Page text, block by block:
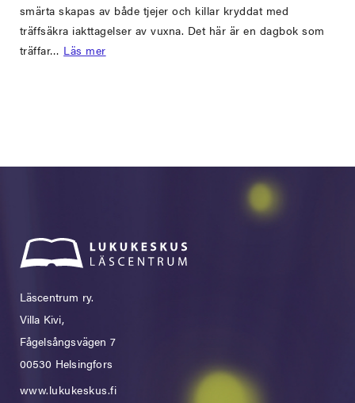
smärta skapas av både tjejer och killar kryddat med
träffsäkra iakttagelser av vuxna. Det här är en dagbok som
träffar… Läs mer
Läscentrum ry.
Villa Kivi,
Fågelsångsvägen 7
00530 Helsingfors
www.lukukeskus.fi